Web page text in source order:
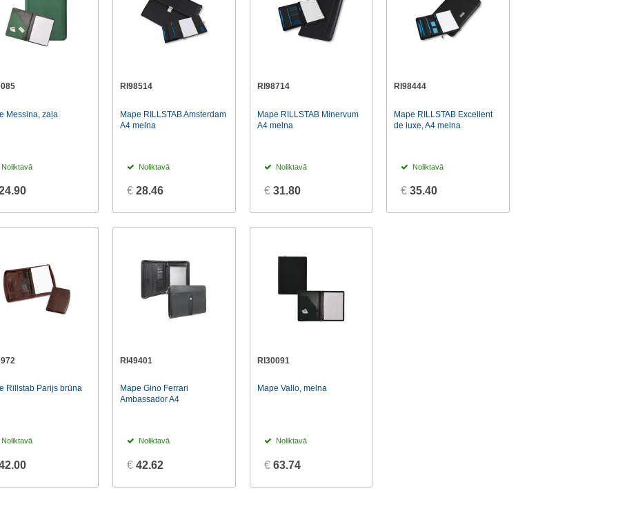
Messina, zaļa
Noliktavā
RI98514
Mape RILLSTAB Amsterdam
A4 melna
Noliktavā
€ 28.46
RI98714
Mape RILLSTAB Minervum
A4 melna
Noliktavā
€ 31.80
RI98444
Mape RILLSTAB Excellent
de luxe, A4 melna
Noliktavā
€ 35.40
Rillstab Parijs brūna
Noliktavā
RI49401
Mape Gino Ferrari
Ambassador A4
Noliktavā
€ 42.62
RI30091
Mape Vallo, melna
Noliktavā
€ 63.74